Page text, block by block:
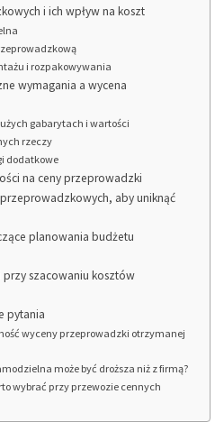
i ich wpływ na koszt
i rozpakowywania
wymagania a wycena
gabarytach i wartości
rzeczy
dodatkowe
na ceny przeprowadzki
aby uniknąć
planowania budżetu
przy szacowaniu kosztów
pytania
wyceny przeprowadzki otrzymanej
może być droższa niż z firmą?
wybrać przy przewozie cennych